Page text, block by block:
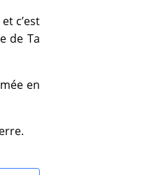
c’est
de Ta
en